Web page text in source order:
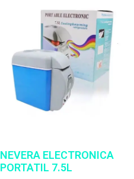
NEVERA ELECTRONICA
PORTATIL 7.5L